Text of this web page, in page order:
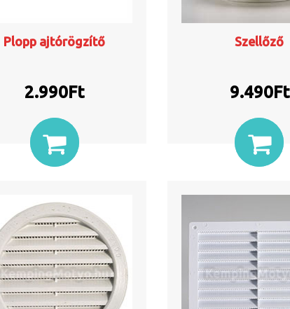
Plopp ajtórögzítő
2.990 Ft
Szellőző
9.490Ft